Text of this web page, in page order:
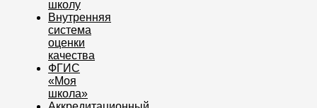
школу
Внутренняя
система
оценки
качества
ФГИС
«Моя
школа»